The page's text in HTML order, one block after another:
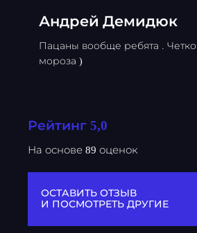
Андрей Демидюк
Пацаны вообще ребята .
мороза )
Рейтинг 5,0
На основе 89 оценок
ОСТАВИТЬ ОТЗЫВ
И ПОСМОТРЕТЬ ДРУГИЕ